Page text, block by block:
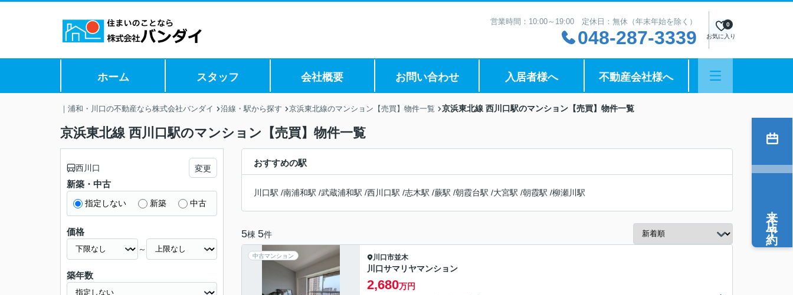
営業時間：10:00～19:00 定休日：無休（年末年始を除く）
048-287-3339 お気に入り
0
ホーム スタッフ 会社概要 お問い合わせ 入居者様へ 不動産会社様へ
｜浦和・川口の不動産なら株式会社バンダイ 沿線・駅から探す 京浜東北線のマンション【売買】物件一覧 京浜東北線 西川口駅のマンション【売買】物件一覧
京浜東北線 西川口駅のマンション【売買】物件一覧
おすすめの駅
川口駅 /南浦和駅 /武蔵浦和駅 /西川口駅 /志木駅 /蕨駅 /朝霞台駅 /大宮駅 /朝霞駅 /柳瀬川駅
5棟 5件
中古マンション 川口市並木
川口サマリヤマンション
2,680万円
西川口 変更
新築・中古
指定しない 新築 中古
価格
～
築年数
来店予約